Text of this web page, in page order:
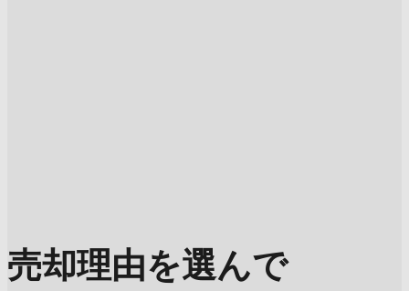
売却理由を選んで